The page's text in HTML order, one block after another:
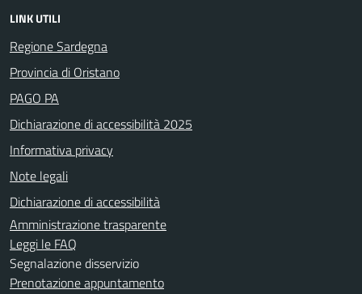
LINK UTILI
Regione Sardegna
Provincia di Oristano
PAGO PA
Dichiarazione di accessibilità 2025
Informativa privacy
Note legali
Dichiarazione di accessibilità
Amministrazione trasparente
Leggi le FAQ
Segnalazione disservizio
Prenotazione appuntamento